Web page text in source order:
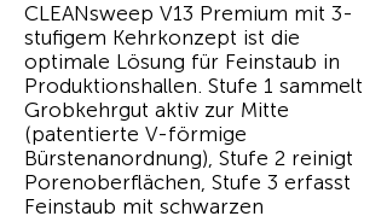
CLEANsweep V13 Premium mit 3-
stufigem Kehrkonzept ist die
optimale Lösung für Feinstaub in
Produktionshallen. Stufe 1 sammelt
Grobkehrgut aktiv zur Mitte
(patentierte V-förmige
Bürstenanordnung), Stufe 2 reinigt
Porenoberflächen, Stufe 3 erfasst
Feinstaub mit schwarzen